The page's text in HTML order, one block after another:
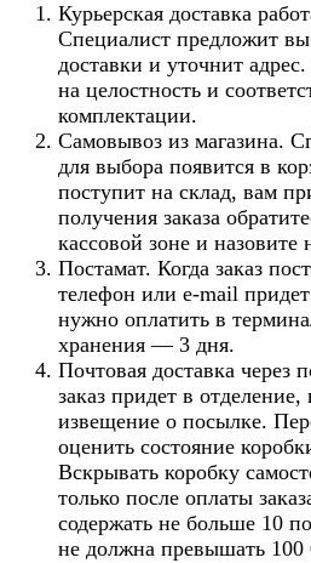
Курьерская доставка
Специалист предложит
доставки и уточнит
на целостность и
комплектации.
Самовывоз из магазина.
для выбора появится в
поступит на склад, вам
получения заказа
кассовой зоне и назовите
Постамат. Когда заказ
телефон или e-mail
нужно оплатить в
хранения — 3 дня.
Почтовая доставка через
заказ придет в
извещение о посылке.
оценить состояние
Вскрывать коробку
только после оплаты
содержать не больше 10
не должна превышать 100